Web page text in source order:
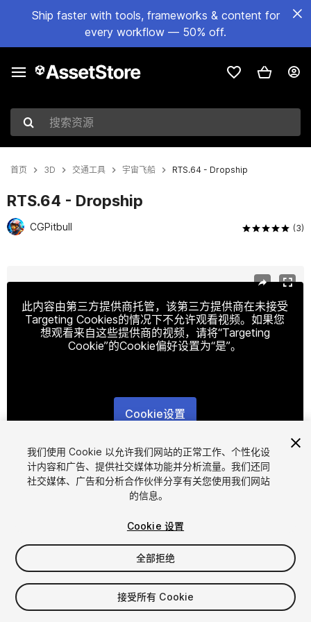
Ship faster with tools, frameworks & content for
every workflow — 50% off.
搜索资源
首页 3D 交通工具 宇宙飞船 RTS.64 - Dropship
RTS.64 - Dropship
CGPitbull (3)
此内容由第三方提供商托管，该第三方提供商在未接受
Targeting Cookies的情况下不允许观看视频。如果您
想观看来自这些提供商的视频，请将“Targeting
Cookie”的Cookie偏好设置为“是”。
Cookie设置
1/14
$25
增值税将在结算时计算
我们使用 Cookie 以允许我们网站的正常工作、个性化设
计内容和广告、提供社交媒体功能并分析流量。我们还同
社交媒体、广告和分析合作伙伴分享有关您使用我们网站
的信息。
Cookie 设置
全部拒绝
接受所有 Cookie